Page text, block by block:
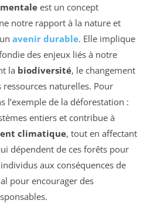
est un concept
notre rapport à la nature et
avenir durable. Elle implique
des enjeux liés à notre
la biodiversité, le changement
naturelles. Pour
l’exemple de la déforestation :
entiers et contribue à
climatique, tout en affectant
dépendent de ces forêts pour
aux conséquences de
pour encourager des